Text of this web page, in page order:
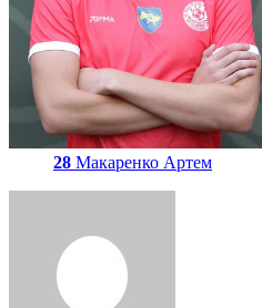
28 Макаренко Артем